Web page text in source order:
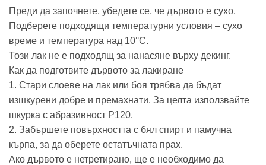
Преди да започнете, убедете се, че дървото е сухо.
Подберете подходящи температурни условия – сухо
време и температура над 10°C.
Този лак не е подходящ за нанасяне върху декинг.
Как да подготвите дървото за лакиране
1. Стари слоеве на лак или боя трябва да бъдат
изшкурени добре и премахнати. За целта използвайте
шкурка с абразивност Р120.
2. Забършете повърхността с бял спирт и памучна
кърпа, за да оберете остатъчната прах.
Ако дървото е нетретирано, ще е необходимо да